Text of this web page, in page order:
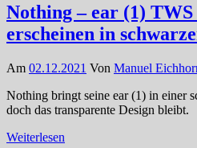
Nothing – ear (1)
erscheinen in
Am 02.12.2021 Von Manuel
Nothing bringt seine ear (1) in einer
doch das transparente Design bleibt.
Weiterlesen